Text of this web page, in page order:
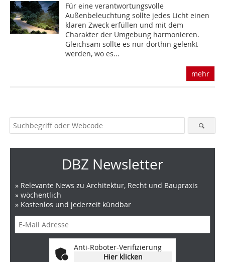
Für eine verantwortungsvolle
Außenbeleuchtung sollte jedes Licht einen
klaren Zweck erfüllen und mit dem
Charakter der Umgebung harmonieren.
Gleichsam sollte es nur dorthin gelenkt
werden, wo es...
mehr
DBZ Newsletter
» Relevante News zu Architektur, Recht und Baupraxis
» wöchentlich
» Kostenlos und jederzeit kündbar
Anti-Roboter-Verifizierung
Hier klicken